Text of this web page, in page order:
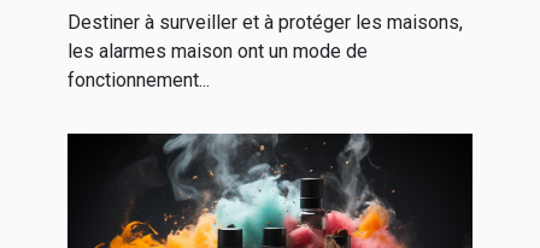
Destiner à surveiller et à protéger les maisons,
les alarmes maison ont un mode de
fonctionnement...